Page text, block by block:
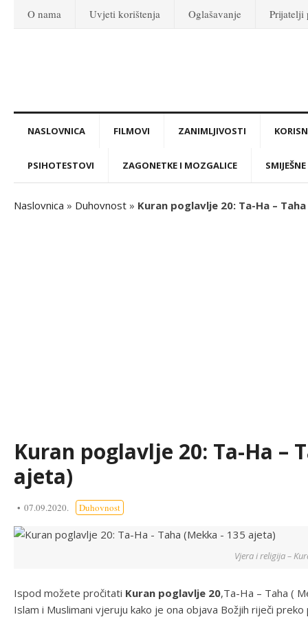
O nama Uvjeti korištenja Oglašavanje Prijatelji
NASLOVNICA FILMOVI ZANIMLJIVOSTI
PSIHOTESTOVI ZAGONETKE I MOZGALICE
Naslovnica » Duhovnost » Kuran poglavlje 20: Ta-Ha –
Kuran poglavlje 20: Ta-Ha –
ajeta)
07.09.2020. Duhovnost
Vjera i religija –
Ispod možete pročitati Kuran poglavlje 20,Ta-Ha – Taha (
Islam i Muslimani vjeruju kako je ona objava Božjih riječi